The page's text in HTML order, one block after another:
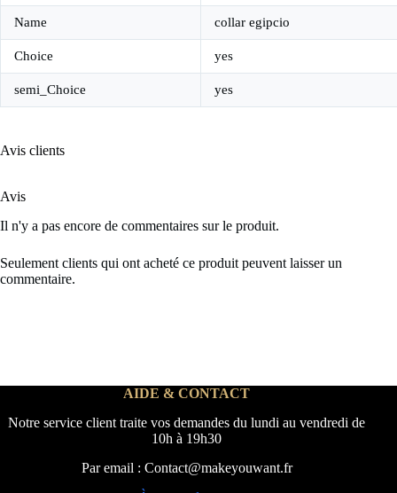
Name collar egipcio
Choice yes
semi_Choice yes
Avis clients
Avis
Il n'y a pas encore de commentaires sur le produit.
Seulement clients qui ont acheté ce produit peuvent laisser un
commentaire.
AIDE & CONTACT
Notre service client traite vos demandes du lundi au vendredi de
10h à 19h30
Par email : Contact@makeyouwant.fr